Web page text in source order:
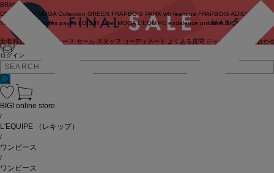
ログイン
BRAND
COUTURIER MOGA Collection GREEN FRAPBOIS PARK wb feerique FRAPBOIS ADIEU
TRISTESSE
congés payés LOISIR Julier MOGA L'EQUIPE endalence unbilanc BIGI online store
新着商品 ニュース セール スタッフ コーディネート よくある質問 ジャーナル お問い合わ
BIGI online store
/
L'EQUIPE （レキップ）
/
ワンピース
/
ワンピース